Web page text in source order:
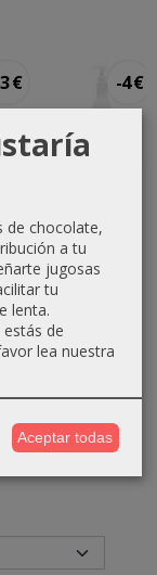
€
€
-4 €
pre-
depilatorio
500ml...
de chocolate,
a tu
jugosas
tu
lenta.
de
lea nuestra
Aceptar todas